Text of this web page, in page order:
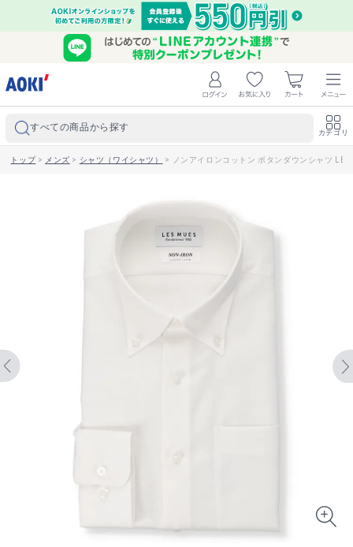
すべての商品から探す カテゴリ
トップ> メンズ > シャツ（ワイシャツ） > ノンアイロンコットン ボタンダウンシャツ